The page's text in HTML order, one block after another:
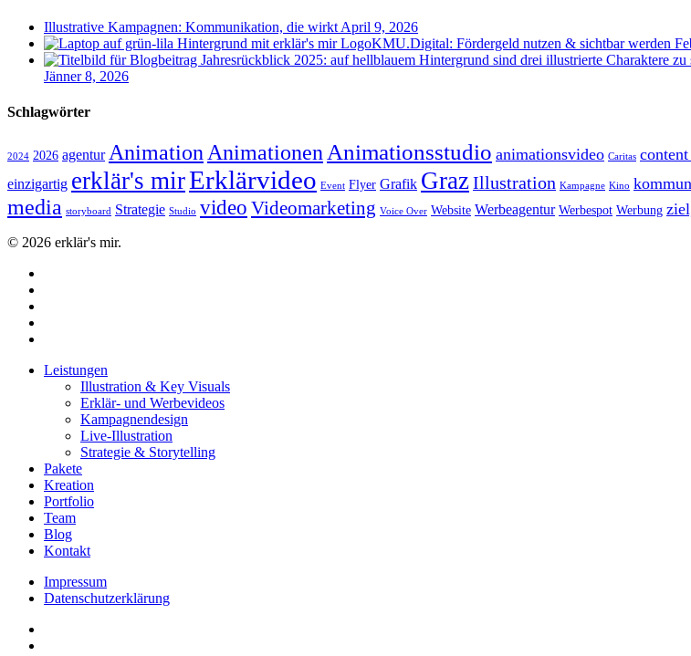
Illustrative Kampagnen: Kommunikation, die wirkt April 9, 2026
KMU.Digital: Fördergeld nutzen & sichtbar werden
Jänner 8, 2026
Schlagwörter
2024 2026 agentur AnimationAnimationen Animationsstudio animationsvideo Caritas
einzigartig erklär's mirErklärvideo Event Flyer Grafik GrazIllustration Kampagne Kino
media storyboard Strategie Studio video Videomarketing Voice Over Website Werbeagentur Werbespot Werbung
© 2026 erklär's mir.
Close
Leistungen
Illustration & Key Visuals
Erklär- und Werbevideos
Kampagnendesign
Live-Illustration
Strategie & Storytelling
Pakete
Kreation
Portfolio
Team
Blog
Kontakt
Impressum
Datenschutzerklärung